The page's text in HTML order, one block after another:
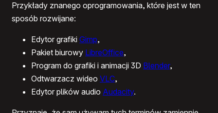
Przykłady znanego oprogramowania, które jest w ten
sposób rozwijane:
Edytor grafiki Gimp,
Pakiet biurowy LibreOffice,
Program do grafiki i animacji 3D Blender,
Odtwarzacz wideo VLC,
Edytor plików audio Audacity.